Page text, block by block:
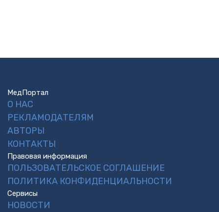
МедПортал
О НАС
РЕКЛАМОДАТЕЛЯМ
АВТОРЫ
КОНТАКТЫ
Правовая информация
ПОЛЬЗОВАТЕЛЬСКОЕ СОГЛАШЕНИЕ
ПОЛИТИКА КОНФИДЕНЦИАЛЬНОСТИ
Сервисы
НОВОСТИ